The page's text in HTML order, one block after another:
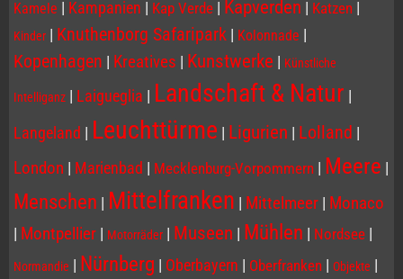
Kamele | Kampanien | Kap Verde | Kapverden | Katzen |
Kinder | Knuthenborg Safaripark | Kolonnade |
Kopenhagen | Kreatives | Kunstwerke | Künstliche
Intelliganz | Laigueglia | Landschaft & Natur |
Langeland | Leuchttürme | Ligurien | Lolland |
London | Marienbad | Mecklenburg-Vorpommern | Meere |
Menschen | Mittelfranken | Mittelmeer | Monaco
| Montpellier | Motorräder | Museen | Mühlen | Nordsee |
Normandie | Nürnberg | Oberbayern | Oberfranken | Objekte |